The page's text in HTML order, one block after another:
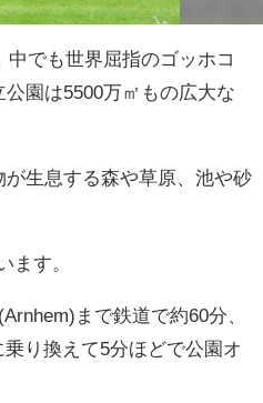
でも世界屈指のゴッホコ
園は5500万㎡もの広大な
生息する森や草原、池や砂
ます。
まで鉄道で約60分、
り換えて5分ほどで公園オ